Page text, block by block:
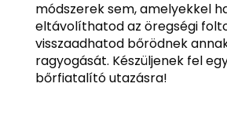
módszerek sem, amelyekkel
eltávolíthatod az öregségi
visszaadhatod bőrödnek
ragyogását. Készüljenek fel
bőrfiatalító utazásra!